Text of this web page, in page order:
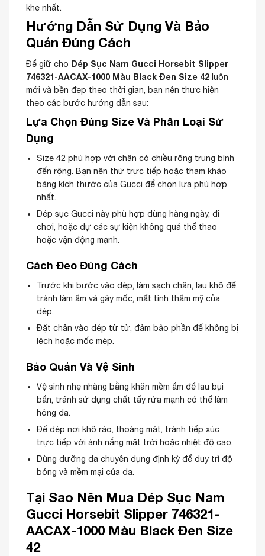
khe nhất.
Hướng Dẫn Sử Dụng Và Bảo
Quản Đúng Cách
Để giữ cho Dép Sục Nam Gucci Horsebit Slipper
746321-AACAX-1000 Màu Black Đen Size 42 luôn
mới và bền đẹp theo thời gian, bạn nên thực hiện
theo các bước hướng dẫn sau:
Lựa Chọn Đúng Size Và Phân Loại Sử
Dụng
Size 42 phù hợp với chân có chiều rộng trung bình
đến rộng. Bạn nên thử trực tiếp hoặc tham khảo
bảng kích thước của Gucci để chọn lựa phù hợp
nhất.
Dép sục Gucci này phù hợp dùng hàng ngày, đi
chơi, hoặc dự các sự kiện không quá thể thao
hoặc vận động mạnh.
Cách Đeo Đúng Cách
Trước khi bước vào dép, làm sạch chân, lau khô để
tránh làm ẩm và gây mốc, mất tính thẩm mỹ của
dép.
Đặt chân vào dép từ từ, đảm bảo phần đế không bị
lệch hoặc mốc mép.
Bảo Quản Và Vệ Sinh
Vệ sinh nhẹ nhàng bằng khăn mềm ẩm để lau bụi
bẩn, tránh sử dụng chất tẩy rửa mạnh có thể làm
hỏng da.
Để dép nơi khô ráo, thoáng mát, tránh tiếp xúc
trực tiếp với ánh nắng mặt trời hoặc nhiệt độ cao.
Dùng dưỡng da chuyên dụng định kỳ để duy trì độ
bóng và mềm mại của da.
Tại Sao Nên Mua Dép Sục Nam
Gucci Horsebit Slipper 746321-
AACAX-1000 Màu Black Đen Size
42